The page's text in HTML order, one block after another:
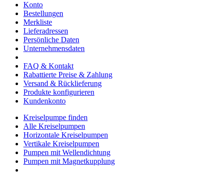
Konto
Bestellungen
Merkliste
Lieferadressen
Persönliche Daten
Unternehmensdaten
FAQ & Kontakt
Rabattierte Preise & Zahlung
Versand & Rücklieferung
Produkte konfigurieren
Kundenkonto
Kreiselpumpe finden
Alle Kreiselpumpen
Horizontale Kreiselpumpen
Vertikale Kreiselpumpen
Pumpen mit Wellendichtung
Pumpen mit Magnetkupplung